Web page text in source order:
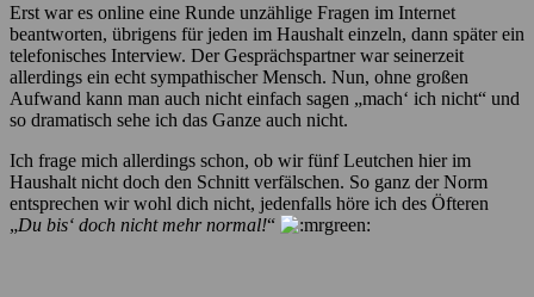
Erst war es online eine Runde unzählige Fragen im Internet
beantworten, übrigens für jeden im Haushalt einzeln, dann später ein
telefonisches Interview. Der Gesprächspartner war seinerzeit
allerdings ein echt sympathischer Mensch. Nun, ohne großen
Aufwand kann man auch nicht einfach sagen „mach‘ ich nicht“ und
so dramatisch sehe ich das Ganze auch nicht.
Ich frage mich allerdings schon, ob wir fünf Leutchen hier im
Haushalt nicht doch den Schnitt verfälschen. So ganz der Norm
entsprechen wir wohl dich nicht, jedenfalls höre ich des Öfteren
„Du bis‘ doch nicht mehr normal!“